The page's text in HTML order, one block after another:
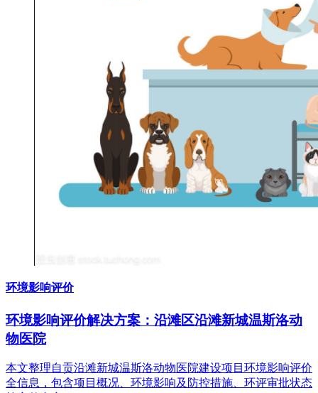
环境影响评价
环境影响评价解决方案：沿滩区沿滩新城温斯洛动
物医院
本文整理自贡沿滩新城温斯洛动物医院建设项目环境影响评价
全信息，包含项目概况、环境影响及防控措施、环评审批状态